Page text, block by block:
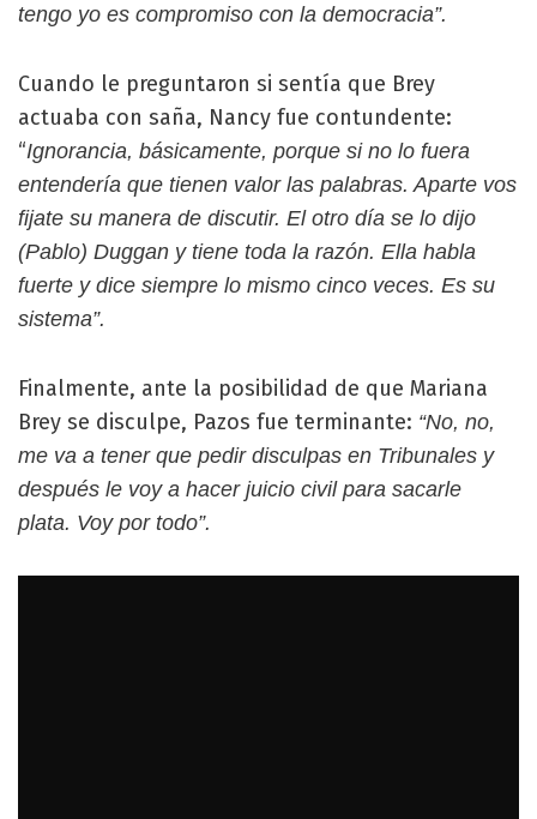
tengo yo es compromiso con la democracia”.
Cuando le preguntaron si sentía que Brey
actuaba con saña, Nancy fue contundente:
“Ignorancia, básicamente, porque si no lo fuera
entendería que tienen valor las palabras. Aparte vos
fijate su manera de discutir. El otro día se lo dijo
(Pablo) Duggan y tiene toda la razón. Ella habla
fuerte y dice siempre lo mismo cinco veces. Es su
sistema”.
Finalmente, ante la posibilidad de que Mariana
Brey se disculpe, Pazos fue terminante: “No, no,
me va a tener que pedir disculpas en Tribunales y
después le voy a hacer juicio civil para sacarle
plata. Voy por todo”.